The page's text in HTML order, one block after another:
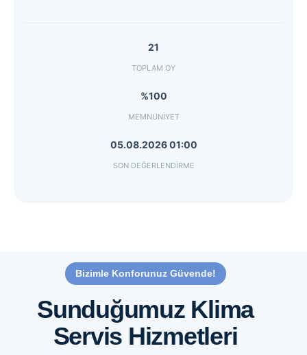
21
TOPLAM OY
%100
MEMNUNIYET
05.08.2026 01:00
SON DEĞERLENDIRME
Bizimle Konforunuz Güvende!
Sunduğumuz Klima
Servis Hizmetleri